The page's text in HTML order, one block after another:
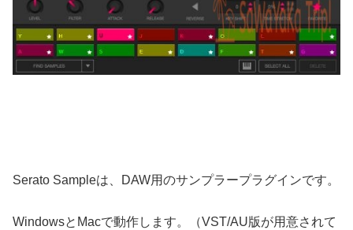
Serato Sampleは、DAW用のサンプラープラグインです。
WindowsとMacで動作します。（VST/AU版が用意されて